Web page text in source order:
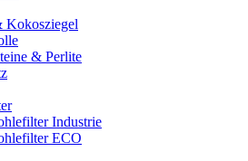
Kokosziegel
& Perlite
Industrie
ECO